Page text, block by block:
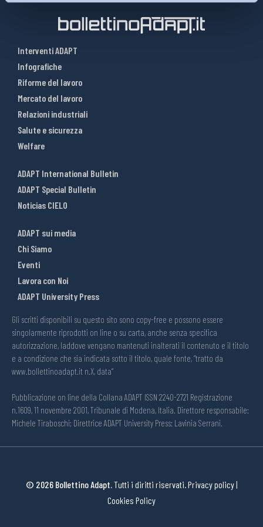
Interventi ADAPT
Infografiche
Riforme del lavoro
Mercato del lavoro
Relazioni industriali
Salute e sicurezza
Welfare
ADAPT International Bulletin
ADAPT Special Bulletin
Noticias CIELO
ADAPT sui media
Chi Siamo
Eventi
Lavora con Noi
ADAPT University Press
Gli scritti disponibili su questo sito sono copy-free e possono essere
singolarmente riprodotti on line o su carta, anche senza specifica
autorizzazione, laddove vengano mantenuti inalterati il contenuto e il titolo
e a condizione che sia indicata sotto il titolo, quale fonte, “tratto da
www.bollettinoadapt.it n.X, data“
Pubblicazione on line della Collana ADAPT ISSN 2240-2721 Registrazione
n.1609, 11 novembre 2001, Tribunale di Modena, Italia. Direttore responsabile:
Michele Tiraboschi; Direttrice ADAPT University Press: Lavinia Serrani.
© 2026 Bollettino Adapt.Tutti i diritti riservati.Privacy policy|
Cookies Policy